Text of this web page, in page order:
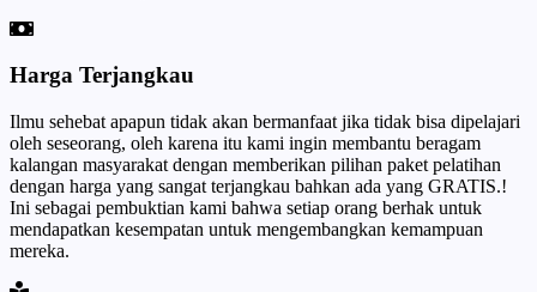
Harga Terjangkau
Ilmu sehebat apapun tidak akan bermanfaat jika tidak bisa dipelajari
oleh seseorang, oleh karena itu kami ingin membantu beragam
kalangan masyarakat dengan memberikan pilihan paket pelatihan
dengan harga yang sangat terjangkau bahkan ada yang GRATIS.!
Ini sebagai pembuktian kami bahwa setiap orang berhak untuk
mendapatkan kesempatan untuk mengembangkan kemampuan
mereka.